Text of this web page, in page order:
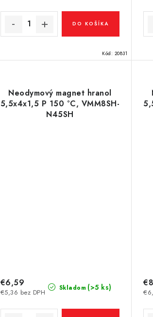
DO KOŠÍKA
Kód: 20831
Neodymový magnet hranol
5,5x4x1,5 P 150 °C, VMM8SH-
N45SH
Skladom (>5 ks)
€5,36 bez DPH
€6,59